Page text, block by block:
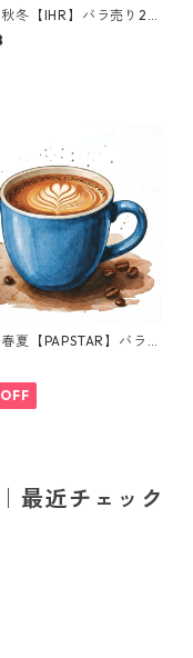
冬【IHR】バラ売り2枚
サイズ ペーパーナプキ
ホワイト
夏【PAPSTAR】バラ売
ランチサイズ ペーパー
ン Cup of Coffee ホワ
近チェック